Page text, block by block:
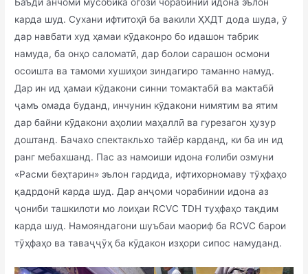
Баъди анчоми мусобика огози чорабинии идона эълон
карда шуд. Сухани ифтитоҳӣ ба вакили ҲХДТ дода шуда, ӯ
дар навбати худ ҳамаи кӯдаконро бо идашон табрик
намуда, ба онҳо саломатӣ, дар болои сарашон осмони
осоишта ва тамоми хушиҳои зиндагиро таманно намуд.
Дар ин ид ҳамаи кӯдакони синни томактабӣ ва мактабӣ
ҷамъ омада буданд, инчунин кӯдакони нимятим ва ятим
дар байни кӯдакони аҳолии маҳаллӣ ва гурезагон ҳузур
доштанд. Бачахо спектакльхо тайёр карданд, ки ба ин ид
ранг мебахшанд. Пас аз намоиши идона ғолиби озмуни
«Расми беҳтарин» эълон гардида, ифтихорномаву тӯҳфаҳо
қадрдонӣ карда шуд. Дар анҷоми чорабинии идона аз
ҷониби ташкилоти мо лоиҳаи RCVC TDH туҳфаҳо тақдим
карда шуд. Намояндагони шуъбаи маориф ба RCVC барои
тӯҳфаҳо ва таваҷҷӯҳ ба кӯдакон изҳори сипос намуданд.